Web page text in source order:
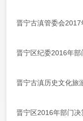
晋宁古滇管委会2017
晋宁区纪委2016年部
晋宁古滇历史文化旅
晋宁区2016年部门决